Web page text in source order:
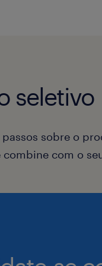
seletivo
sobre o
combine com o